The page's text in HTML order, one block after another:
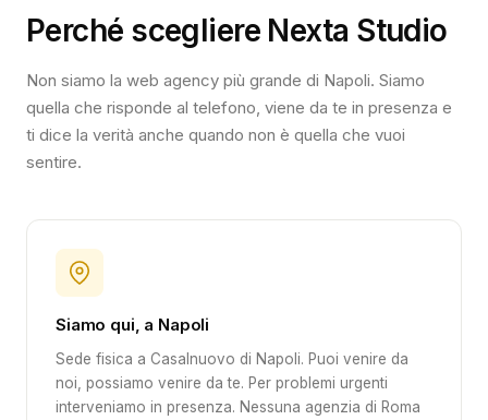
Perché scegliere Nexta Studio
Non siamo la web agency più grande di Napoli. Siamo
quella che risponde al telefono, viene da te in presenza e
ti dice la verità anche quando non è quella che vuoi
sentire.
Siamo qui, a Napoli
Sede fisica a Casalnuovo di Napoli. Puoi venire da
noi, possiamo venire da te. Per problemi urgenti
interveniamo in presenza. Nessuna agenzia di Roma